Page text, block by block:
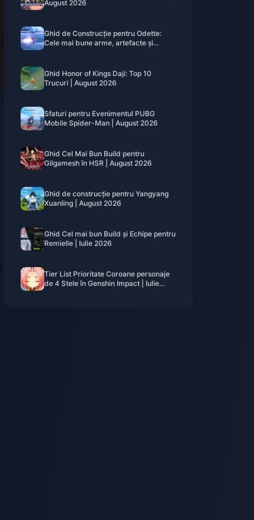
August 2026
Ghid de Construcție pentru Odette:
Cele mai bune arme, artefacte și
Ghid Honor of Kings Daji: Top 10
Trucuri | August 2026
Sfaturi pentru Evenimentul PUBG
Mobile Spider-Man | August 2026
Ghid Cel Mai Bun Build pentru
Gilgamesh în HSR | August 2026
Ghid de construcție pentru Yangyang
Xuanling | August 2026
Ghid Cel mai bun Build și Echipe pentru
Remielle | Iulie 2026
Tier List Prioritate Coroane personaje
de 4 Stele în Genshin Impact | Iulie